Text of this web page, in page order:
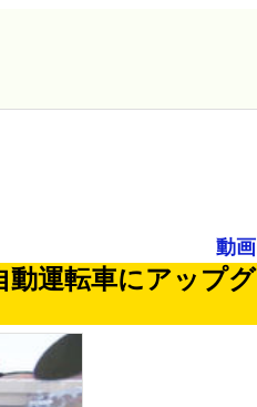
動画
動運転車にアップグ